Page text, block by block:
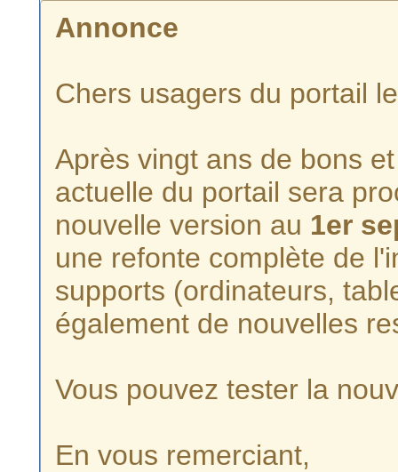
Annonce
Chers usagers du portail
Après vingt ans de bons
actuelle du portail sera
nouvelle version au 1er
une refonte complète de
supports (ordinateurs,
également de nouvelles
Vous pouvez tester la
En vous remerciant,